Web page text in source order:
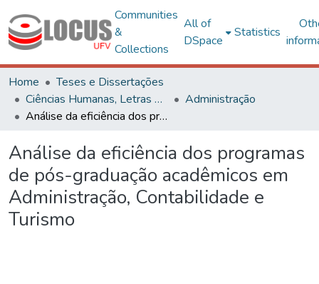
Communities
&
Collections
All of
DSpace
Statistics
Home
Teses e Dissertações
Ciências Humanas, Letras e Artes
Administração
Análise da eficiência dos programas de pós-graduação acadêmicos em Administração, Contabilidade e Turismo
Análise da eficiência dos programas
de pós-graduação acadêmicos em
Administração, Contabilidade e
Turismo